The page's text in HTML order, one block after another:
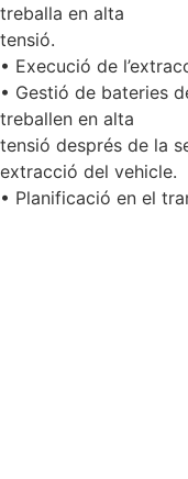
treballa en alta
tensió.
• Execució de
• Gestió de bateries
treballen en alta
tensió després de la
extracció del vehicle.
• Planificació en el